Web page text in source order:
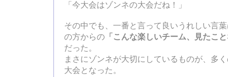
「今大会はゾンネの大会だね！」
その中でも、一番と言って良いうれしい言
の方からの「こんな楽しいチーム、見たこ
だった。
まさにゾンネが大切にしているものが、多
大会となった。